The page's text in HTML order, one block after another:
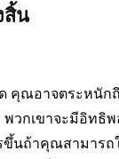
สิ้น
ณอาจตระหนัก
พวกเขาจะมีอิท
ขึ้นถ้าคุณสามาร